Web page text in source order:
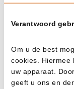
Verantwoord
Om u de best
cookies. Hiermee
uw apparaat.
geeft u ons en
Fidelity
semanas para
institucionales.